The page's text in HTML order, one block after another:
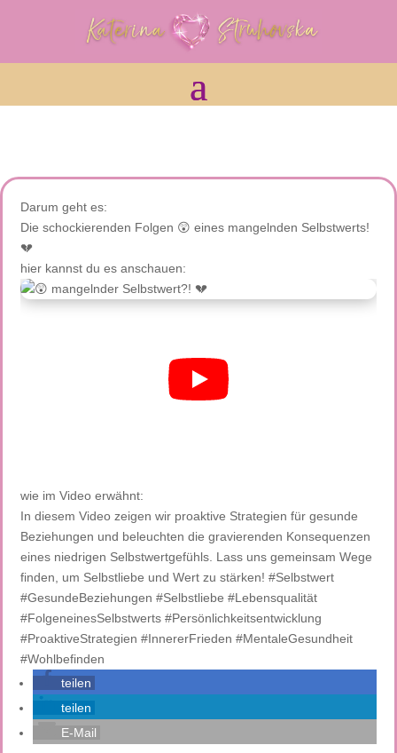
Darum geht es:
Die schockierenden Folgen 😲 eines mangelnden Selbstwerts!
💔
hier kannst du es anschauen:
wie im Video erwähnt:
In diesem Video zeigen wir proaktive Strategien für gesunde
Beziehungen und beleuchten die gravierenden Konsequenzen
eines niedrigen Selbstwertgefühls. Lass uns gemeinsam Wege
finden, um Selbstliebe und Wert zu stärken! #Selbstwert
#GesundeBeziehungen #Selbstliebe #Lebensqualität
#FolgeneinesSelbstwerts #Persönlichkeitsentwicklung
#ProaktiveStrategien #InnererFrieden #MentaleGesundheit
#Wohlbefinden
teilen
teilen
E-Mail